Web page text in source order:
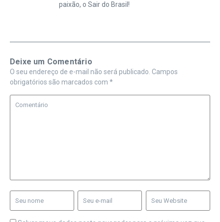
paixão, o Sair do Brasil!
Deixe um Comentário
O seu endereço de e-mail não será publicado. Campos
obrigatórios são marcados com *